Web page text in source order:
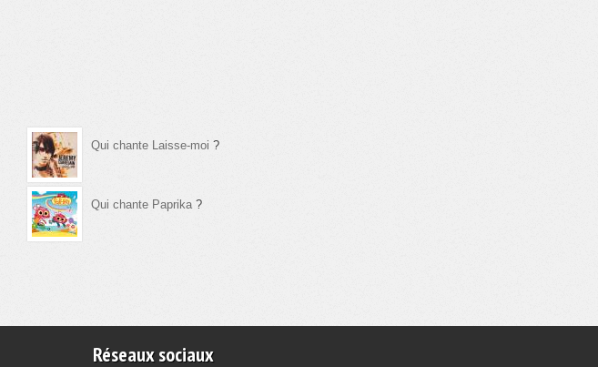
Qui chante Laisse-moi ?
Qui chante Paprika ?
Réseaux sociaux